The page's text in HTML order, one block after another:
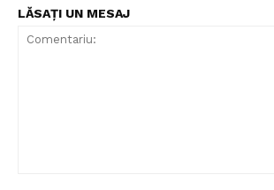
LĂSAȚI UN MESAJ